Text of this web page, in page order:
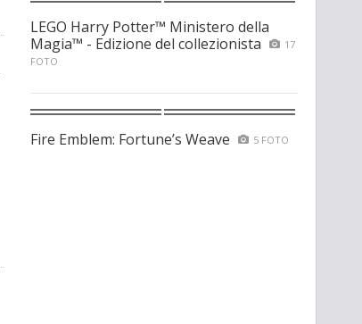
LEGO Harry Potter™ Ministero della
Magia™ - Edizione del collezionista
17
FOTO
Fire Emblem: Fortune’s Weave 5 FOTO